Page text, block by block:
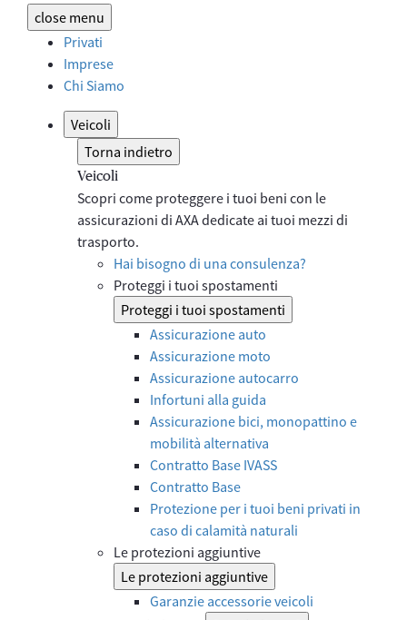
close menu
Privati
Imprese
Chi Siamo
Veicoli
Torna indietro
Veicoli
Scopri come proteggere i tuoi beni con le
assicurazioni di AXA dedicate ai tuoi mezzi di
trasporto.
Hai bisogno di una consulenza?
Proteggi i tuoi spostamenti
Proteggi i tuoi spostamenti
Assicurazione auto
Assicurazione moto
Assicurazione autocarro
Infortuni alla guida
Assicurazione bici, monopattino e
mobilità alternativa
Contratto Base IVASS
Contratto Base
Protezione per i tuoi beni privati in
caso di calamità naturali
Le protezioni aggiuntive
Le protezioni aggiuntive
Garanzie accessorie veicoli